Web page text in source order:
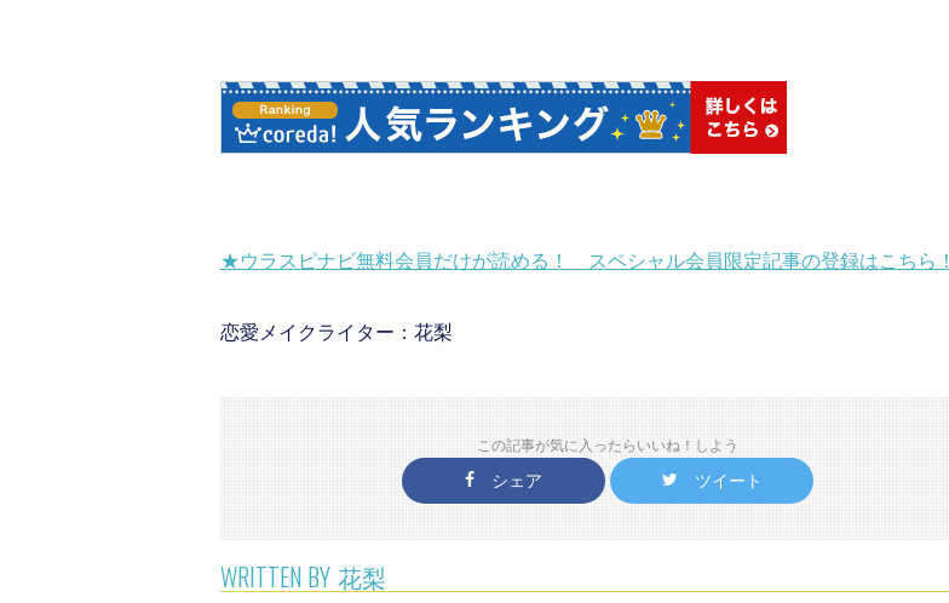
★ウラスピナビ無料会員だけが読める！ スペシャル会員限定記事の登録はこちら！
恋愛メイクライター：花梨
この記事が気に入ったらいいね！しよう
シェア ツイート
WRITTEN BY 花梨